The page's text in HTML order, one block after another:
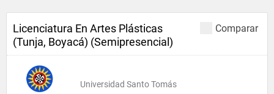
Comparar
Licenciatura En Artes Plásticas
(Tunja, Boyacá) (Semipresencial)
Universidad Santo Tomás